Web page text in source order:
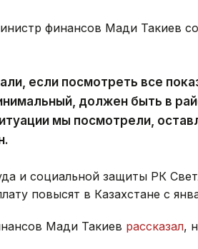
финансов Мади Такиев
если посмотреть все
должен быть в
мы посмотрели,
и социальной защиты РК
повысят в Казахстане с
Мади Такиев рассказал,